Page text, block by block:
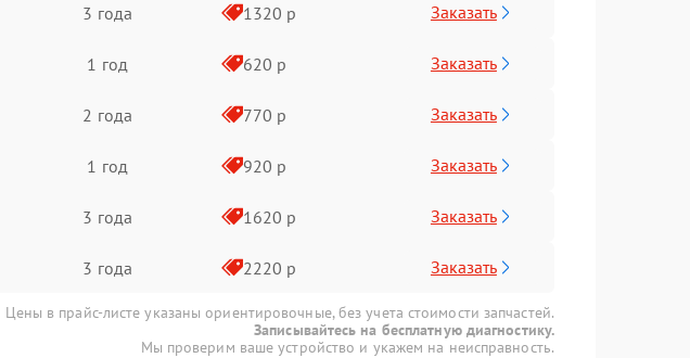
3 года 1320 р Заказать
1 год 620 р Заказать
2 года 770 р Заказать
1 год 920 р Заказать
3 года 1620 р Заказать
3 года 2220 р Заказать
Цены в прайс-листе указаны ориентировочные, без учета стоимости запчастей.
Записывайтесь на бесплатную диагностику.
Мы проверим ваше устройство и укажем на неисправность.